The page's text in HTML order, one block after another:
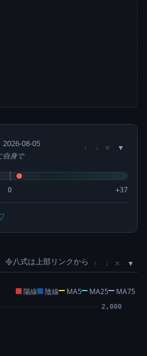
2026-08-05
自身で
↑ ↓ ×
0 +37
令八式は上部リンクから ↑ ↓ ×
陽線 陰線 MA5 MA25 MA75
2,000